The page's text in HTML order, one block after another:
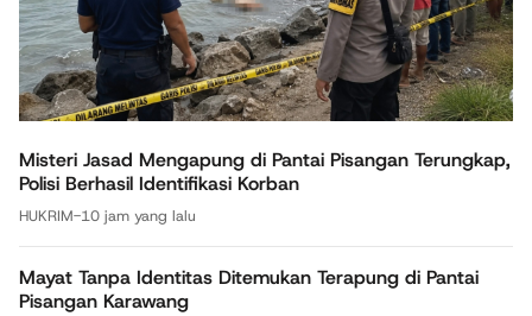
Misteri Jasad Mengapung di Pantai Pisangan Terungkap,
Polisi Berhasil Identifikasi Korban
HUKRIM-10 jam yang lalu
Mayat Tanpa Identitas Ditemukan Terapung di Pantai
Pisangan Karawang